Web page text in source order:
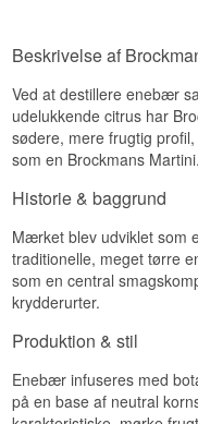
Beskrivelse af
Ved at destillere enebær
udelukkende citrus har
sødere, mere frugtig
som en Brockmans Martini.
Historie & baggrund
Mærket blev udviklet som
traditionelle, meget tørre
som en central
krydderurter.
Produktion & stil
Enebær infuseres med
på en base af neutral